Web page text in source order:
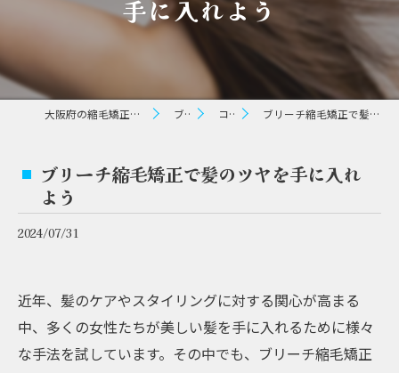
手に入れよう
大阪府の縮毛矯正ならパラゴン ヘアー ブログ コラム ブリーチ縮毛矯正で髪のツヤを手に入れよう
ブリーチ縮毛矯正で髪のツヤを手に入れ
よう
2024/07/31
近年、髪のケアやスタイリングに対する関心が高まる
中、多くの女性たちが美しい髪を手に入れるために様々
な手法を試しています。その中でも、ブリーチ縮毛矯正